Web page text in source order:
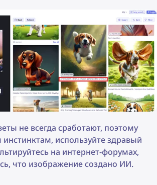
не всегда сработают, поэтому
используйте здравый
на интернет-форумах,
что изображение создано ИИ.